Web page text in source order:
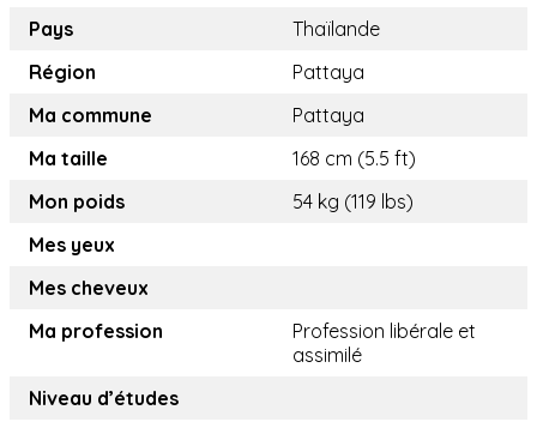
Pays
Thaïlande
Région
Pattaya
Ma commune
Pattaya
Ma taille
168 cm (5.5 ft)
Mon poids
54 kg (119 lbs)
Mes yeux
Mes cheveux
Ma profession
Profession libérale et
assimilé
Niveau d’études